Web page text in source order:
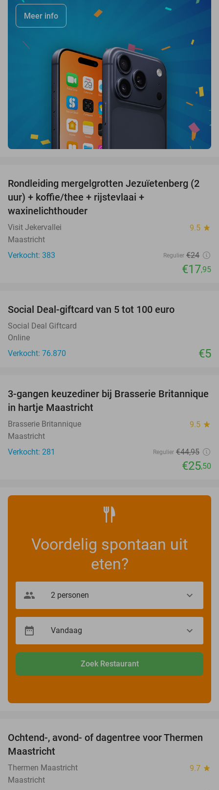
Meer info
25%
Rondleiding mergelgrotten Jezuïetenberg (2
uur) + koffie/thee + rijstevlaai +
waxinelichthouder
Visit Jekervallei 9.5 star
Maastricht
Verkocht: 383
Regulier €24
€17,95
Social Deal-giftcard van 5 tot 100 euro
Social Deal Giftcard
Online
Verkocht: 76.870
€5
43%
3-gangen keuzediner bij Brasserie Britannique
in hartje Maastricht
Brasserie Britannique 9.5 star
Maastricht
Verkocht: 281
Regulier €44,95
€25,50
Voordelig spontaan uit
eten?
Zoek Restaurant
25%
Ochtend-, avond- of dagentree voor Thermen
Maastricht
Thermen Maastricht 9.7 star
Maastricht